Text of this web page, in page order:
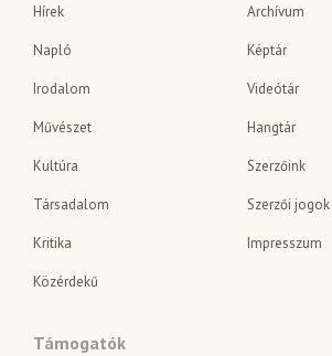
Hírek
Napló
Irodalom
Művészet
Kultúra
Társadalom
Kritika
Közérdekű
Archívum
Képtár
Videótár
Hangtár
Szerzőink
Szerzői jogok
Impresszum
Támogatók